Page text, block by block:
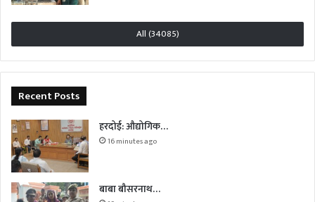
All (34085)
Recent Posts
हरदोई: औद्योगिक…
16 minutes ago
बाबा बौसरनाथ…